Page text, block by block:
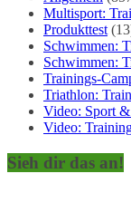
Multisport:
Produkttest
Schwimmen:
Schwimmen:
Trainings-
Triathlon:
Video: Sport
Video:
Sieh dir das an!